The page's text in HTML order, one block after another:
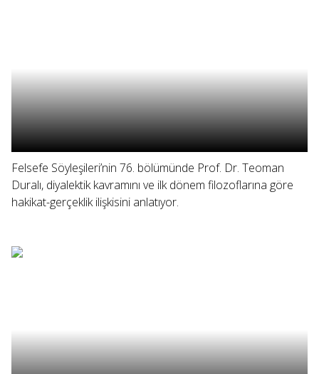
Felsefe Söyleşileri’nin 76. bölümünde Prof. Dr. Teoman
Duralı, diyalektik kavramını ve ilk dönem filozoflarına göre
hakikat-gerçeklik ilişkisini anlatıyor.